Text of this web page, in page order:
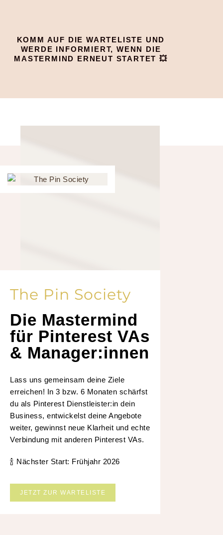
KOMM AUF DIE WARTELISTE UND
WERDE INFORMIERT, WENN DIE
MASTERMIND ERNEUT STARTET 💥
The Pin Society
Die Mastermind
für Pinterest VAs
& Manager:innen
Lass uns gemeinsam deine Ziele
erreichen! In 3 bzw. 6 Monaten schärfst
du als Pinterest Dienstleister:in dein
Business, entwickelst deine Angebote
weiter, gewinnst neue Klarheit und echte
Verbindung mit anderen Pinterest VAs.
🍾 Nächster Start: Frühjahr 2026
JETZT ZUR WARTELISTE